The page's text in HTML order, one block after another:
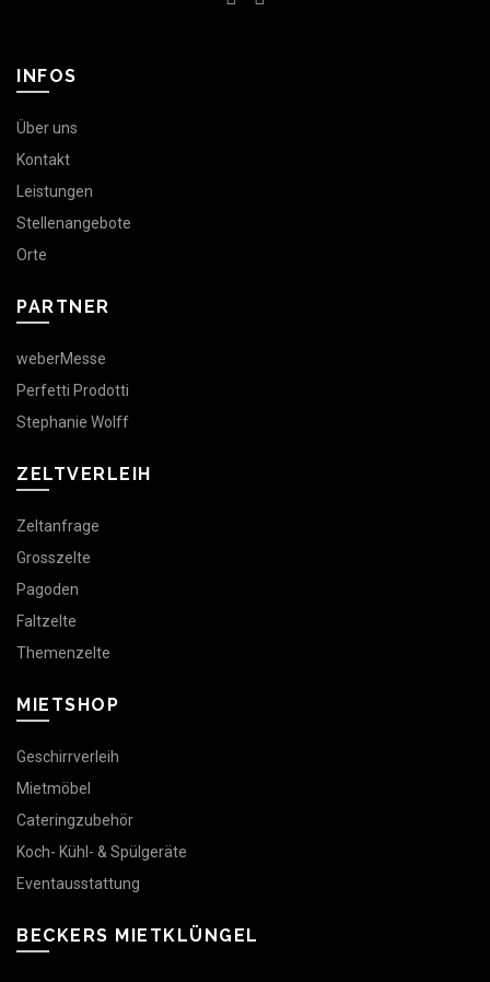
INFOS
Über uns
Kontakt
Leistungen
Stellenangebote
Orte
PARTNER
weberMesse
Perfetti Prodotti
Stephanie Wolff
ZELTVERLEIH
Zeltanfrage
Grosszelte
Pagoden
Faltzelte
Themenzelte
MIETSHOP
Geschirrverleih
Mietmöbel
Cateringzubehör
Koch- Kühl- & Spülgeräte
Eventausstattung
BECKERS MIETKLÜNGEL